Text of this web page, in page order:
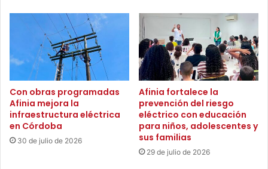
l
u
i
c
i
p
i
c
n
e
l
e
c
t
r
ó
Con obras programadas
Afinia mejora la
infraestructura eléctrica
en Córdoba
30 de julio de 2026
Afinia fortalece la
prevención del riesgo
eléctrico con educación
para niños, adolescentes y
sus familias
29 de julio de 2026